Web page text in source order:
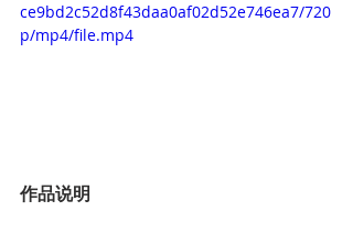
ce9bd2c52d8f43daa0af02d52e746ea7/720
p/mp4/file.mp4
作品说明